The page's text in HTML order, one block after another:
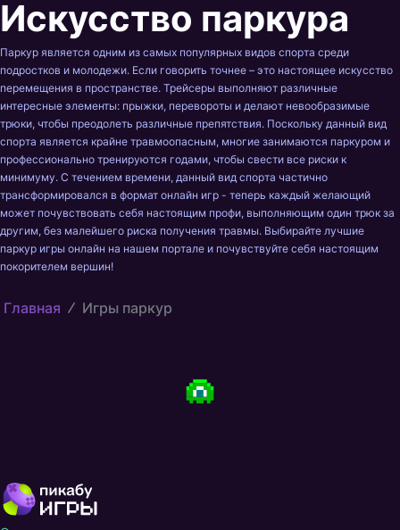
Искусство паркура
Паркур является одним из самых популярных видов спорта среди
подростков и молодежи. Если говорить точнее – это настоящее искусство
перемещения в пространстве. Трейсеры выполняют различные
интересные элементы: прыжки, перевороты и делают невообразимые
трюки, чтобы преодолеть различные препятствия. Поскольку данный вид
спорта является крайне травмоопасным, многие занимаются паркуром и
профессионально тренируются годами, чтобы свести все риски к
минимуму. С течением времени, данный вид спорта частично
трансформировался в формат онлайн игр - теперь каждый желающий
может почувствовать себя настоящим профи, выполняющим один трюк за
другим, без малейшего риска получения травмы. Выбирайте лучшие
паркур игры онлайн на нашем портале и почувствуйте себя настоящим
покорителем вершин!
Главная Игры паркур